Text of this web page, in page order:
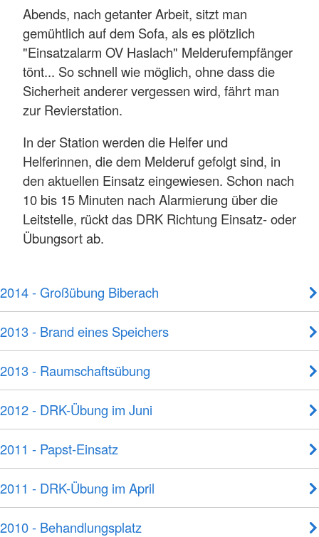
Abends, nach getanter Arbeit, sitzt man
gemühtlich auf dem Sofa, als es plötzlich
"Einsatzalarm OV Haslach" Melderufempfänger
tönt... So schnell wie möglich, ohne dass die
Sicherheit anderer vergessen wird, fährt man
zur Revierstation.
In der Station werden die Helfer und
Helferinnen, die dem Melderuf gefolgt sind, in
den aktuellen Einsatz eingewiesen. Schon nach
10 bis 15 Minuten nach Alarmierung über die
Leitstelle, rückt das DRK Richtung Einsatz- oder
Übungsort ab.
2014 - Großübung Biberach
2013 - Brand eines Speichers
2013 - Raumschaftsübung
2012 - DRK-Übung im Juni
2011 - Papst-Einsatz
2011 - DRK-Übung im April
2010 - Behandlungsplatz